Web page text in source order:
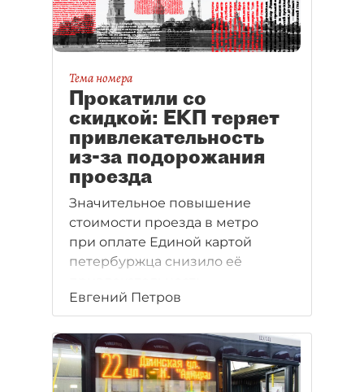
Тема номера
Прокатили со
скидкой: ЕКП теряет
привлекательность
из-за подорожания
проезда
Значительное повышение
стоимости проезда в метро
при оплате Единой картой
петербуржца снизило её
для 1,4 млн держателей.
Смольному придётся
продумывать новые
маркетинговые ходы
для продвижения продукта.
Евгений Петров